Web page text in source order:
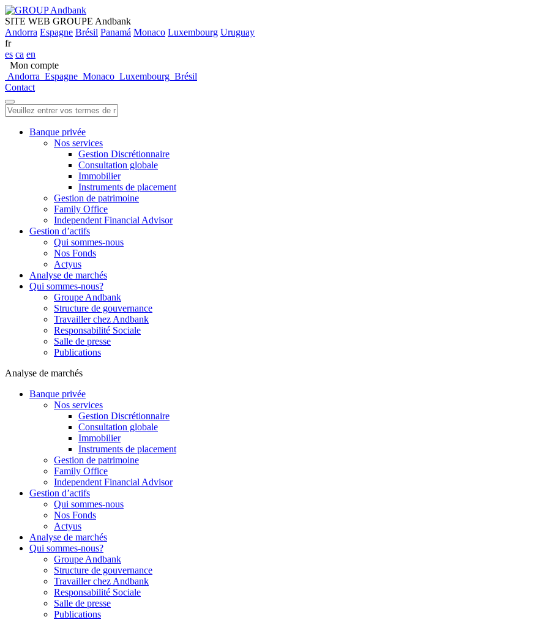
SITE WEB GROUPE Andbank
Andorra Espagne Brésil Panamá Monaco Luxembourg Uruguay
fr
es ca en
Mon compte
Andorra Espagne Monaco Luxembourg Brésil
Contact
Banque privée
Nos services
Gestion Discrétionnaire
Consultation globale
Immobilier
Instruments de placement
Gestion de patrimoine
Family Office
Independent Financial Advisor
Gestion d’actifs
Qui sommes-nous
Nos Fonds
Actyus
Analyse de marchés
Qui sommes-nous?
Groupe Andbank
Structure de gouvernance
Travailler chez Andbank
Responsabilité Sociale
Salle de presse
Publications
Analyse de marchés
Banque privée
Nos services
Gestion Discrétionnaire
Consultation globale
Immobilier
Instruments de placement
Gestion de patrimoine
Family Office
Independent Financial Advisor
Gestion d’actifs
Qui sommes-nous
Nos Fonds
Actyus
Analyse de marchés
Qui sommes-nous?
Groupe Andbank
Structure de gouvernance
Travailler chez Andbank
Responsabilité Sociale
Salle de presse
Publications